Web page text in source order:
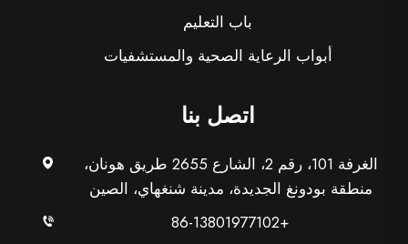
باب التعليم
أبواب الرعاية الصحية والمستشفيات
اتصل بنا
الغرفة 101، رقم 2، الشارع 2655 طريق هونان،
منطقة بودونغ الجديدة، مدينة شنغهاي، الصين
+86-13801977102